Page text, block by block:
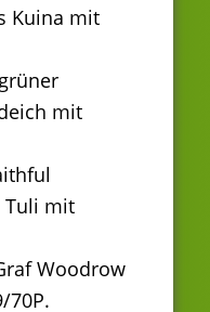
Kuina mit
mit
Tuli mit
Woodrow
70P.